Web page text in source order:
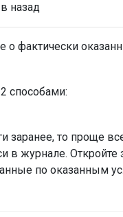
назад
фактически
способами:
заранее, то проще
в журнале.
по оказанным